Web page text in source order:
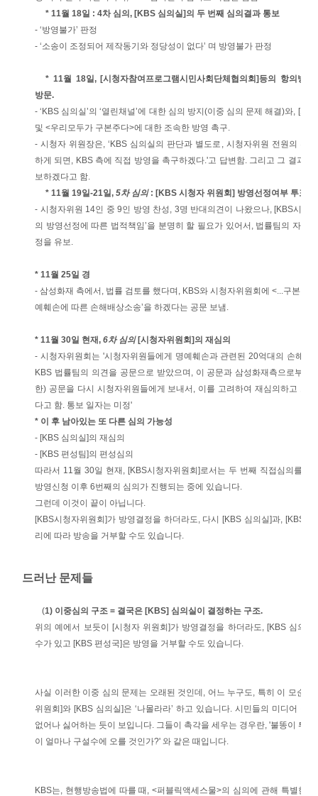
* 11월 18일 : 4차 심의, [KBS 심의실]의 두 번째 심의결과 통보
- ‘방영불가’ 판정
- ‘소송이 조정되어 제작동기와 정당성이 없다’ 며 방영불가 판정
* 11월 18일, [시청자참여프로그램시민사회단체협의회]등의 항의방
방문.
- ‘KBS 심의실’의 ‘열린채널’에 대한 심의 방지(이중 심의 문제 해결)와, [시
및 <우리모두가 구본주다>에 대한 조속한 방영 촉구.
- 시청자 위원장은, ‘KBS 심의실의 판단과 별도로, 시청자위원 전원의 투
하게 되면, KBS 측에 직접 방영을 촉구하겠다.'고 답변함. 그리고 그 결과
보하겠다고 함.
* 11월 19일-21일, 5차 심의: [KBS 시청자 위원회] 방영선정여부 투표
- 시청자위원 14인 중 9인 방영 찬성, 3명 반대의견이 나왔으나, [KBS시청
의 방영선정에 따른 법적책임’을 분명히 할 필요가 있어서, 법률팀의 자문
정을 유보.
* 11월 25일 경
- 삼성화재 측에서, 법률 검토를 했다며, KBS와 시청자위원회에 <...구본주
예훼손에 따른 손해배상소송’을 하겠다는 공문 보냄.
* 11월 30일 현재, 6차 심의[시청자위원회]의 재심의
- 시청자위원회는 '시청자위원들에게 명예훼손과 관련된 20억대의 손해배
KBS 법률팀의 의견을 공문으로 받았으며, 이 공문과 삼성화재측으로부터
한) 공문을 다시 시청자위원들에게 보내서, 이를 고려하여 재심의하고 그
다고 함. 통보 일자는 미정'
* 이 후 남아있는 또 다른 심의 가능성
- [KBS 심의실]의 재심의
- [KBS 편성팀]의 편성심의
따라서 11월 30일 현재, [KBS시청자위원회]로서는 두 번째 직접심의를, <
방영신청 이후 6번째의 심의가 진행되는 중에 있습니다.
그런데 이것이 끝이 아닙니다.
[KBS시청자위원회]가 방영결정을 하더라도, 다시 [KBS 심의실]과, [KBS
리에 따라 방송을 거부할 수도 있습니다.
드러난 문제들
(1) 이중심의 구조 = 결국은 [KBS] 심의실이 결정하는 구조.
위의 예에서 보듯이 [시청자 위원회]가 방영결정을 하더라도, [KBS 심의
수가 있고 [KBS 편성국]은 방영을 거부할 수도 있습니다.
사실 이러한 이중 심의 문제는 오래된 것인데, 어느 누구도, 특히 이 모순을
위원회]와 [KBS 심의실]은 ‘나몰라라’ 하고 있습니다. 시민들의 미디어 접
없어나 싫어하는 듯이 보입니다. 그들이 촉각을 세우는 경우란, '불똥이 튀
이 얼마나 구설수에 오를 것인가?' 와 같은 때입니다.
KBS는, 현행방송법에 따를 때, <퍼블릭액세스물>의 심의에 관해 특별한